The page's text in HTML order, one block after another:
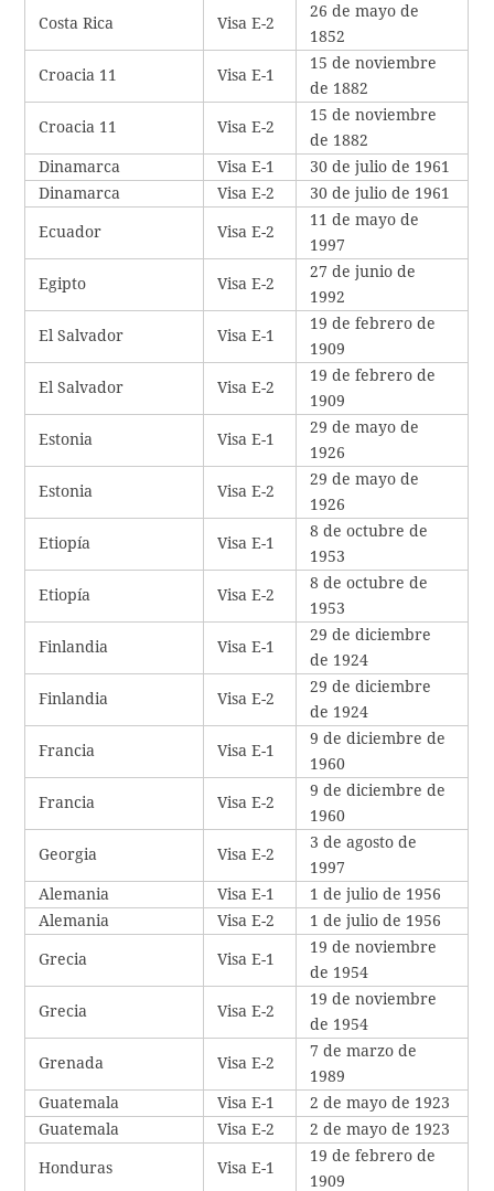
Costa Rica Visa E-2
26 de mayo de
1852
Croacia 11 Visa E-1
15 de noviembre
de 1882
Croacia 11 Visa E-2
15 de noviembre
de 1882
Dinamarca
Visa E-1
30 de julio de 1961
Dinamarca
Visa E-2 30 de julio de 1961
Ecuador Visa E-2
11 de mayo de
1997
Egipto Visa E-2
27 de junio de
1992
El Salvador Visa E-1
19 de febrero de
1909
El Salvador Visa E-2
19 de febrero de
1909
Estonia Visa E-1
29 de mayo de
1926
Estonia Visa E-2
29 de mayo de
1926
Etiopía Visa E-1
8 de octubre de
1953
Etiopía Visa E-2
8 de octubre de
1953
Finlandia Visa E-1
29 de diciembre
de 1924
Finlandia Visa E-2
29 de diciembre
de 1924
Francia Visa E-1
9 de diciembre de
1960
Francia Visa E-2
9 de diciembre de
1960
Georgia Visa E-2
3 de agosto de
1997
Alemania
Visa E-1
1 de julio de 1956
Alemania
Visa E-2 1 de julio de 1956
Grecia Visa E-1
19 de noviembre
de 1954
Grecia Visa E-2
19 de noviembre
de 1954
Grenada Visa E-2
7 de marzo de
1989
Guatemala
Visa E-1
2 de mayo de 1923
Guatemala
Visa E-2 2 de mayo de 1923
Honduras Visa E-1
19 de febrero de
1909